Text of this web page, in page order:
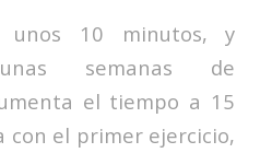
unos 10 minutos, y
semanas de
el tiempo a 15
con el primer ejercicio,